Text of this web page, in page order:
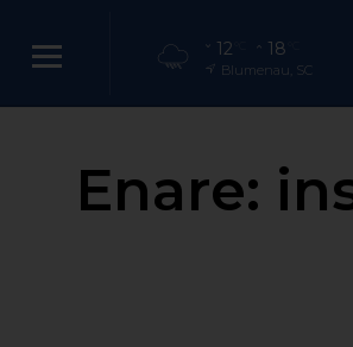
12 18
Blumenau, SC
Enare: